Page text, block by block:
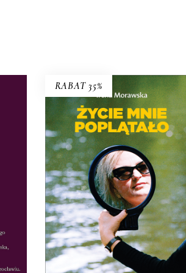
RABAT 35%
Życie mnie poplątało.
Scenariusze
Irena Morawska – autorka
legendarnego reportażuJak
Emilię z Kalabrii od złej pani
wykradłami współtwórczyni
(razem z mężem Jerzym
Morawskim) głośnych seriali
dokumentalnychChłopaki do
wzięcia, Serce z węgla, czy
Ballada o lekkim zabarwieniu
erotycznym– przez całe życie